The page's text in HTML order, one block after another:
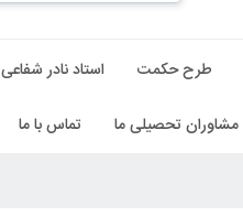
طرح حکمت استاد نادر شفاعی
مشاوران تحصیلی ما تماس با ما